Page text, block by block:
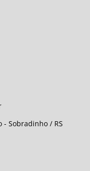
- Sobradinho / RS